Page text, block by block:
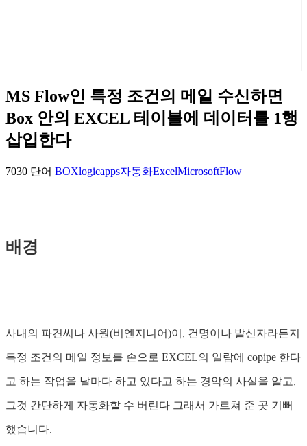
MS Flow인 특정 조건의 메일 수신하면
Box 안의 EXCEL 테이블에 데이터를 1행
삽입한다
7030 단어 BOXlogicapps자동화ExcelMicrosoftFlow
배경
사내의 파견씨나 사원(비엔지니어)이, 건명이나 발신자라든지
특정 조건의 메일 정보를 손으로 EXCEL의 일람에 copipe 한다
고 하는 작업을 날마다 하고 있다고 하는 경악의 사실을 알고,
그것 간단하게 자동화할 수 버린다 그래서 가르쳐 준 곳 기뻐
했습니다.